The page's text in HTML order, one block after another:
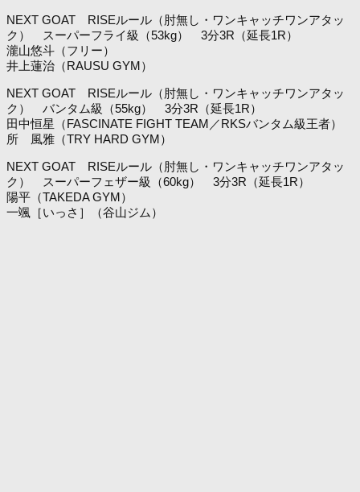
NEXT GOAT RISEルール（肘無し・ワンキャッチワンアタッ
ク） スーパーフライ級（53kg） 3分3R（延長1R）
瀧山悠斗（フリー）
井上蓮治（RAUSU GYM）
NEXT GOAT RISEルール（肘無し・ワンキャッチワンアタッ
ク） バンタム級（55kg） 3分3R（延長1R）
田中恒星（FASCINATE FIGHT TEAM／RKSバンタム級王者）
所 風雅（TRY HARD GYM）
NEXT GOAT RISEルール（肘無し・ワンキャッチワンアタッ
ク） スーパーフェザー級（60kg） 3分3R（延長1R）
陽平（TAKEDA GYM）
一颯［いっさ］（谷山ジム）